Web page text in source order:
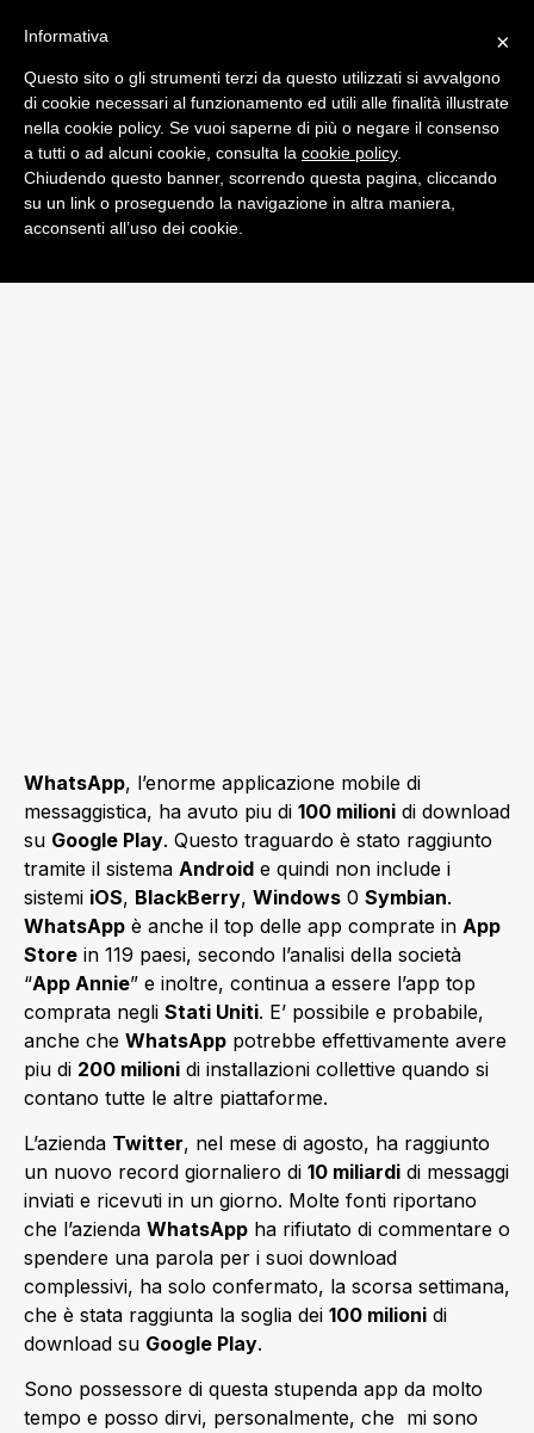
App
WhatsApp: 100 milioni di
download su Google Play
di Alessandro Moretti
WhatsApp, l’enorme applicazione mobile di
messaggistica, ha avuto piu di 100 milioni di download
su Google Play. Questo traguardo è stato raggiunto
tramite il sistema Android e quindi non include i
sistemi iOS, BlackBerry, Windows 0 Symbian.
WhatsApp è anche il top delle app comprate in App
Store in 119 paesi, secondo l’analisi della società
“App Annie” e inoltre, continua a essere l’app top
comprata negli Stati Uniti. E’ possibile e probabile,
anche che WhatsApp potrebbe effettivamente avere
piu di 200 milioni di installazioni collettive quando si
contano tutte le altre piattaforme.
L’azienda Twitter, nel mese di agosto, ha raggiunto
un nuovo record giornaliero di 10 miliardi di messaggi
inviati e ricevuti in un giorno. Molte fonti riportano
che l’azienda WhatsApp ha rifiutato di commentare o
spendere una parola per i suoi download
complessivi, ha solo confermato, la scorsa settimana,
che è stata raggiunta la soglia dei 100 milioni di
download su Google Play.
Sono possessore di questa stupenda app da molto
tempo e posso dirvi, personalmente, che mi sono
×
Informativa
Questo sito o gli strumenti terzi da questo utilizzati si avvalgono
di cookie necessari al funzionamento ed utili alle finalità illustrate
nella cookie policy. Se vuoi saperne di più o negare il consenso
a tutti o ad alcuni cookie, consulta la cookie policy.
Chiudendo questo banner, scorrendo questa pagina, cliccando
su un link o proseguendo la navigazione in altra maniera,
acconsenti all’uso dei cookie.